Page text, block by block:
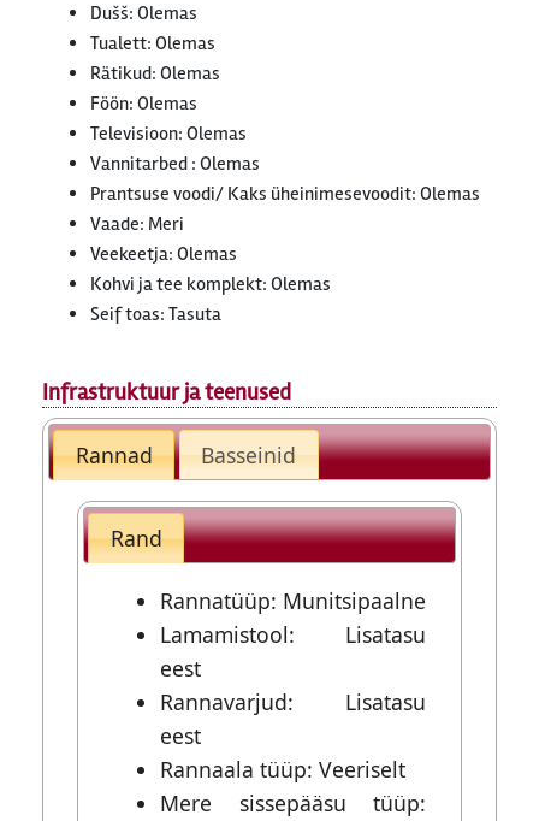
Dušš: Olemas
Tualett: Olemas
Rätikud: Olemas
Föön: Olemas
Televisioon: Olemas
Vannitarbed : Olemas
Prantsuse voodi/ Kaks üheinimesevoodit: Olemas
Vaade: Meri
Veekeetja: Olemas
Kohvi ja tee komplekt: Olemas
Seif toas: Tasuta
Infrastruktuur ja teenused
Rannad Basseinid
Rand
Rannatüüp: Munitsipaalne
Lamamistool: Lisatasu
eest
Rannavarjud: Lisatasu
eest
Rannaala tüüp: Veeriselt
Mere sissepääsu tüüp: